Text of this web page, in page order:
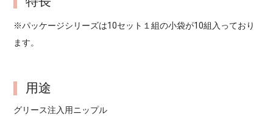
※パッケージシリーズは10セット１組の小袋が10組入っており
ます。
用途
グリース注入用ニップル